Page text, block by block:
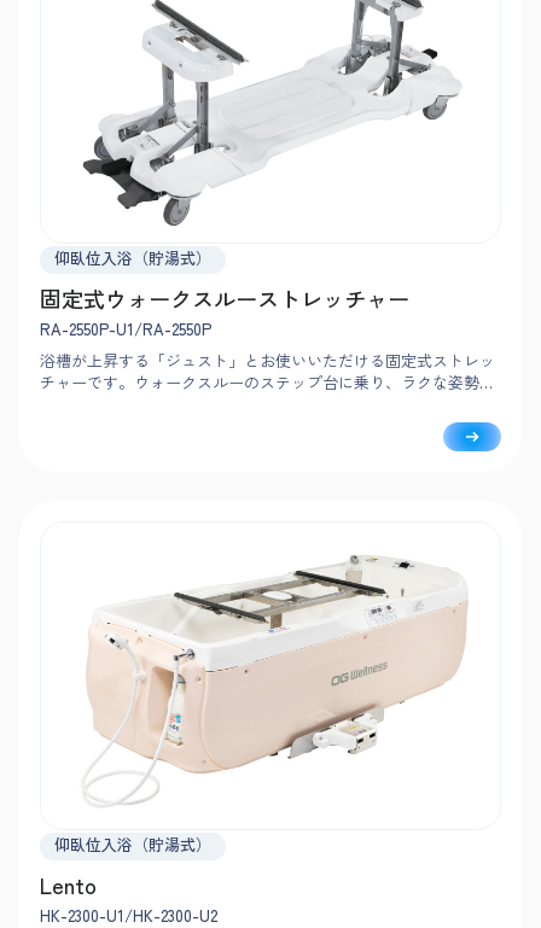
仰臥位入浴（貯湯式）
固定式ウォークスルーストレッチャー
RA-2550P-U1/RA-2550P
浴槽が上昇する「ジュスト」とお使いいただける固定式ストレッ
チャーです。ウォークスルーのステップ台に乗り、ラクな姿勢で
仰臥位入浴（貯湯式）
Lento
HK-2300-U1/HK-2300-U2